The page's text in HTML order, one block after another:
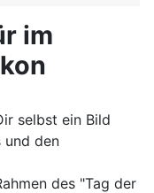
im
selbst ein Bild
und den
des "Tag der